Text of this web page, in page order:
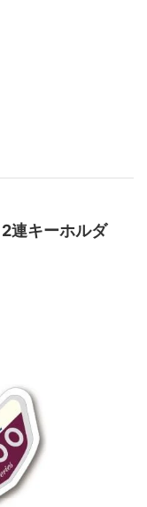
連キーホルダ